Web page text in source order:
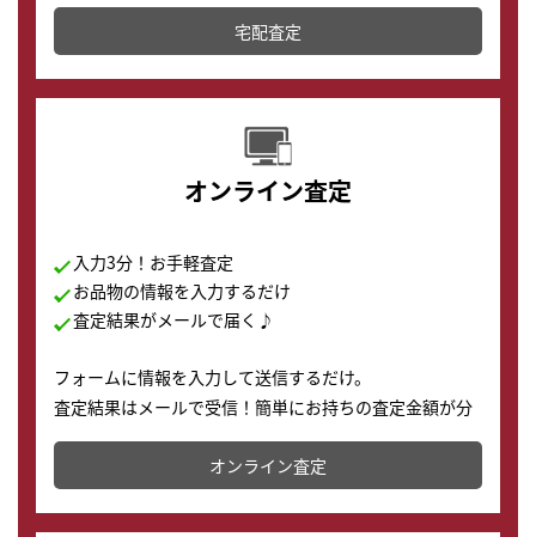
配送でも簡単&安全に査定・買取に出すことが可能で
す。
宅配査定
オンライン査定
入力3分！お手軽査定
お品物の情報を入力するだけ
査定結果がメールで届く♪
フォームに情報を入力して送信するだけ。
査定結果はメールで受信！簡単にお持ちの査定金額が分
かります。
オンライン査定